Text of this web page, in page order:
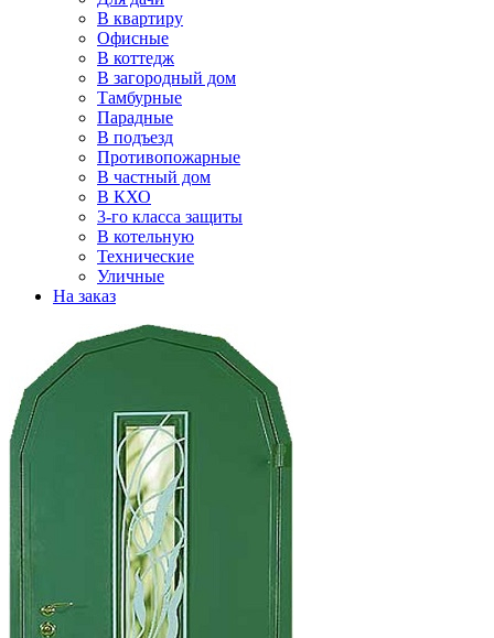
В квартиру
Офисные
В коттедж
В загородный дом
Тамбурные
Парадные
В подъезд
Противопожарные
В частный дом
В КХО
3-го класса защиты
В котельную
Технические
Уличные
На заказ